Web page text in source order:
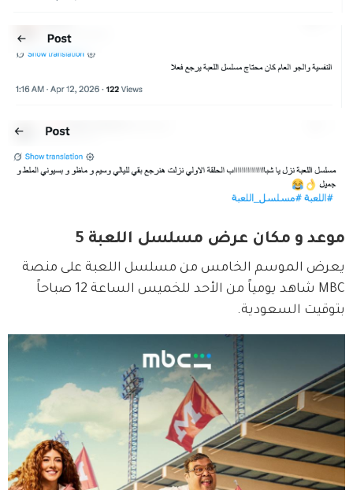
موعد و مكان عرض مسلسل اللعبة 5
يعرض الموسم الخامس من مسلسل اللعبة على منصة
MBC شاهد يومياً من الأحد للخميس الساعة 12 صباحاً
بتوقيت السعودية.